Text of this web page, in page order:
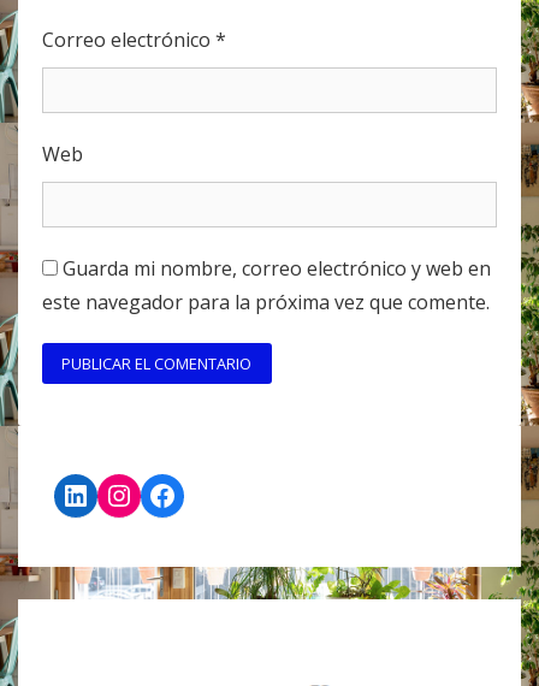
Correo electrónico *
Web
Guarda mi nombre, correo electrónico y web en
este navegador para la próxima vez que comente.
LinkedIn
Instagram
Facebook